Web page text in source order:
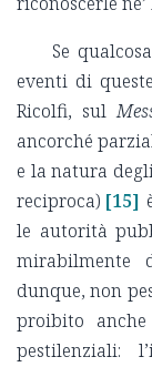
Se
eventi di
Ricolfi, sul
ancorché
e la natura
reciproca) [15]
le autorità
mirabilmente
dunque, non
proibito
pestilenziali: